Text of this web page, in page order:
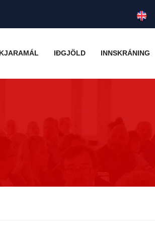
IÐGJÖLD INNSKRÁNING